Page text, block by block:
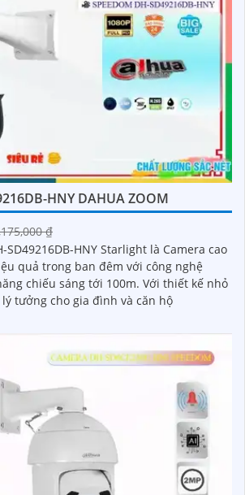
HNY DAHUA ZOOM
₫
SD49216DB-HNY Starlight là Camera cao
quả trong ban đêm với công nghệ
sáng tới 100m. Với thiết kế nhỏ
tưởng cho gia đình và căn hộ